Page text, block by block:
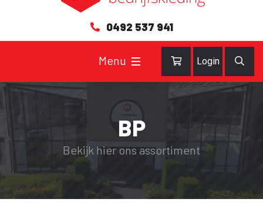
0492 537 941
Login
BP
Bekijk hier ons assortiment